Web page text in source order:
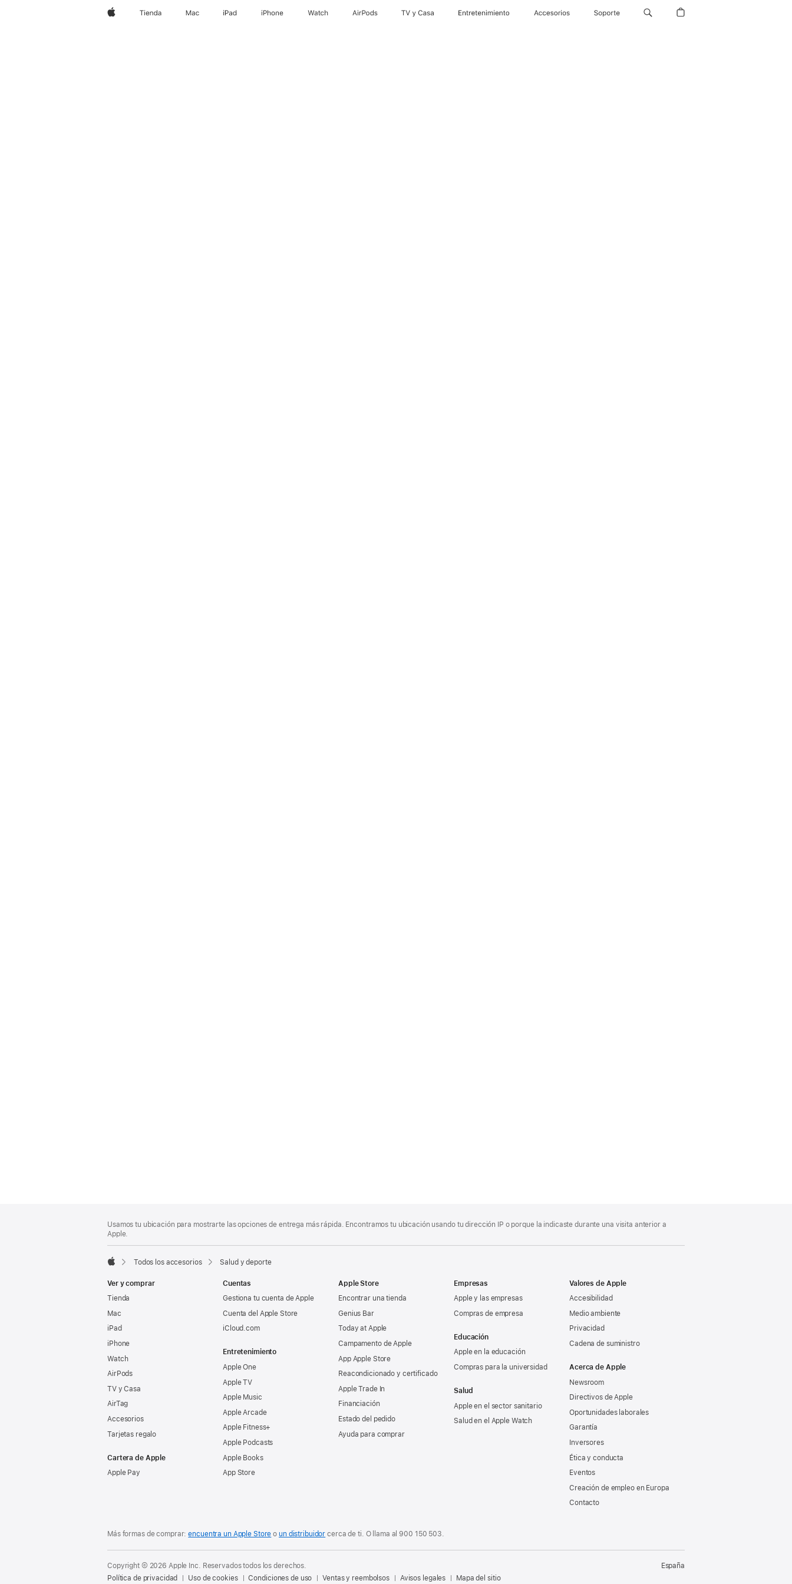
AppleTienda Mac iPad iPhone Watch AirPods TV y Casa Entretenimiento Accesorios Soporte
a
pie
de
al
pie
Usamos tu ubicación para mostrarte las opciones de entrega más rápida. Encontramos tu ubicación usando tu dirección IP o porque la indicaste durante una visita anterior a
Apple.
Todos los accesorios Salud y deporte
Ver y comprar
Tienda
Mac
iPad
iPhone
Watch
AirPods
TV y Casa
AirTag
Accesorios
Tarjetas regalo
Cartera de Apple
Apple Pay
Cuentas
Gestiona tu cuenta de Apple
Cuenta del Apple Store
iCloud.com
Entretenimiento
Apple One
Apple TV
Apple Music
Apple Arcade
Apple Fitness+
Apple Podcasts
Apple Books
App Store
Apple Store
Encontrar una tienda
Genius Bar
Today at Apple
Campamento de Apple
App Apple Store
Reacondicionado y certificado
Apple Trade In
Financiación
Estado del pedido
Ayuda para comprar
Empresas
Apple y las empresas
Compras de empresa
Educación
Apple en la educación
Compras para la universidad
Salud
Apple en el sector sanitario
Salud en el Apple Watch
Valores de Apple
Accesibilidad
Medio ambiente
Privacidad
Cadena de suministro
Acerca de Apple
Newsroom
Directivos de Apple
Oportunidades laborales
Garantía
Inversores
Ética y conducta
Eventos
Creación de empleo en Europa
Contacto
Más formas de comprar:encuentra un Apple Store oun distribuidor cerca de ti. O llama al900 150 503.
Copyright © 2026 Apple Inc. Reservados todos los derechos.
Política de privacidad
Uso de cookies Condiciones de uso Ventas y reembolsos Avisos legales Mapa del sitio
España